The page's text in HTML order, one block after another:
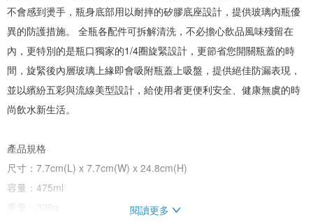
不會感到燙手，瓶身底部用以耐摔的矽膠底座設計，提供玻璃內瓶優
異的防護措施。 全瓶各配件可拆解清洗，不必擔心飲品風味殘留在
內，更特別的是瓶口獨家的1/4圈旋緊設計，更節省您開關瓶蓋的時
間，旋緊後內層玻璃上緣即會吸附瓶蓋上吸盤，提供絕佳防漏表現，
並以繽紛五彩與流線美型設計，給使用者更便利安全、健康無虞的時
尚飲水新生活。
產品規格
尺寸：7.7cm(L) x 7.7cm(W) x 24.8cm(H)
容量：475ml
重量：320g
閱讀更多